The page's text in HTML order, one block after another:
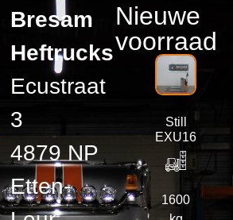
Bresam
Heftrucks
Ecustraat
3
4879 NP
Etten-
Nieuwe
voorraad
Still
EXU16
1600